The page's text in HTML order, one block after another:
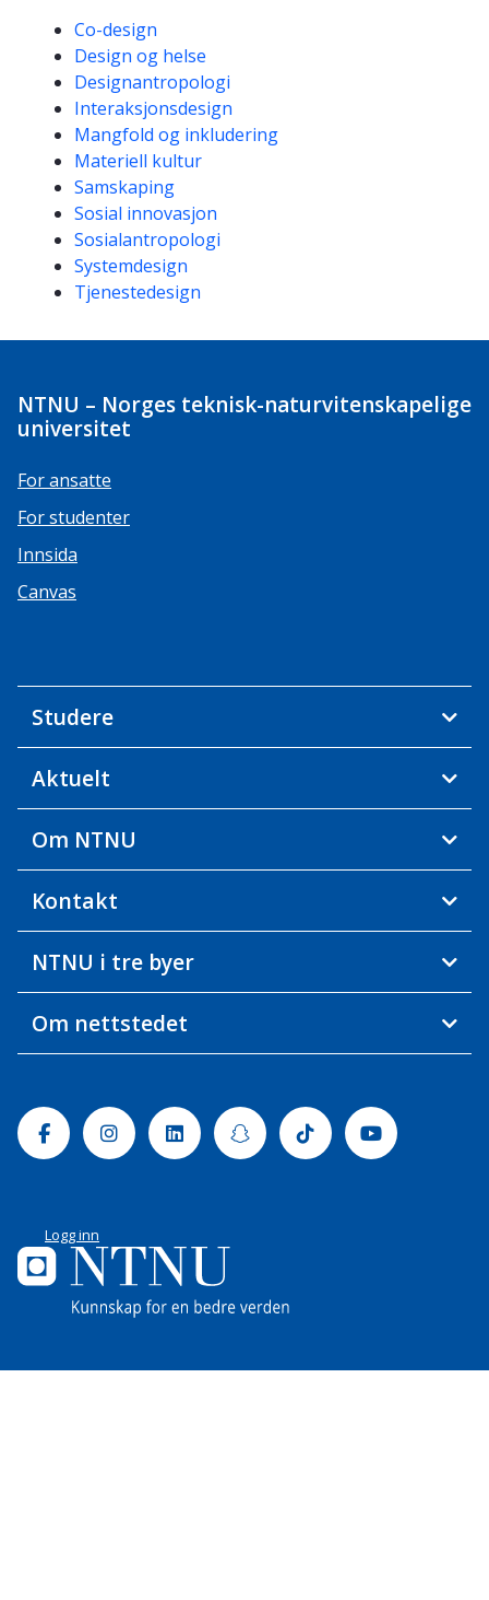
Kompetanseord
Co-design
Design og helse
Designantropologi
Interaksjonsdesign
Mangfold og inkludering
Materiell kultur
Samskaping
Sosial innovasjon
Sosialantropologi
Systemdesign
Tjenestedesign
NTNU – Norges teknisk-naturvitenskapelige
universitet
For ansatte
For studenter
Innsida
Canvas
Studere
Aktuelt
Om NTNU
Kontakt
NTNU i tre byer
Om nettstedet
FacebookInstagramLinkedinSnapchatTiktok Youtube
Logg inn